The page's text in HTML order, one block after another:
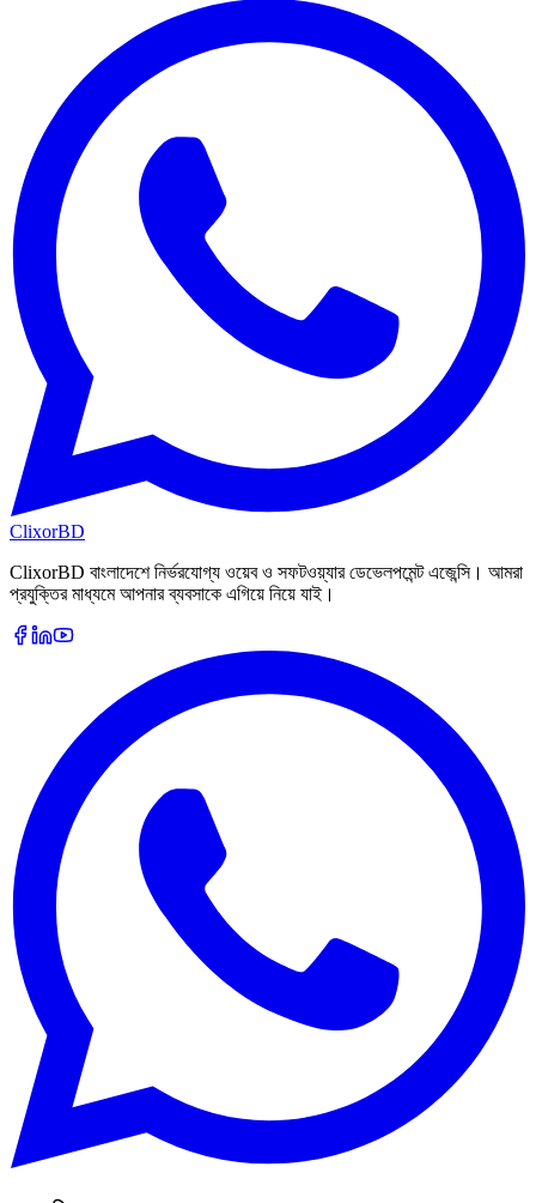
ClixorBD
ClixorBD বাংলাদেশে নির্ভরযোগ্য ওয়েব ও সফটওয়্যার ডেভেলপমেন্ট এজেন্সি। আমরা
প্রযুক্তির মাধ্যমে আপনার ব্যবসাকে এগিয়ে নিয়ে যাই।